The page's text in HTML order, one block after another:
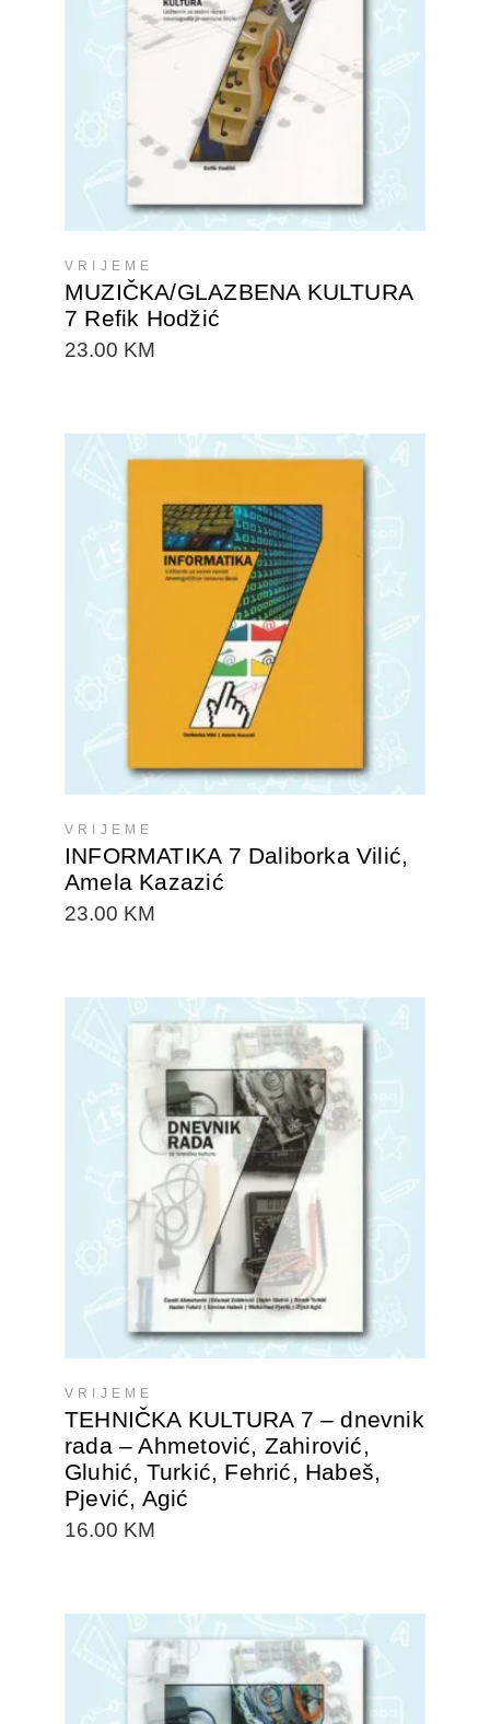
DODAJTE U KORPU
VRIJEME
MUZIČKA/GLAZBENA KULTURA
7 Refik Hodžić
23.00 KM
DODAJTE U KORPU
VRIJEME
INFORMATIKA 7 Daliborka Vilić,
Amela Kazazić
23.00 KM
DODAJTE U KORPU
VRIJEME
TEHNIČKA KULTURA 7 – dnevnik
rada – Ahmetović, Zahirović,
Gluhić, Turkić, Fehrić, Habeš,
Pjević, Agić
16.00 KM